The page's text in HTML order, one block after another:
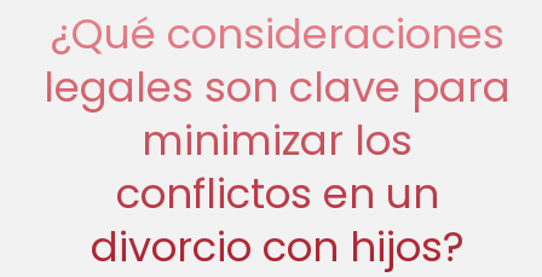
¿Qué consideraciones
legales son clave para
minimizar los
conflictos en un
divorcio con hijos?